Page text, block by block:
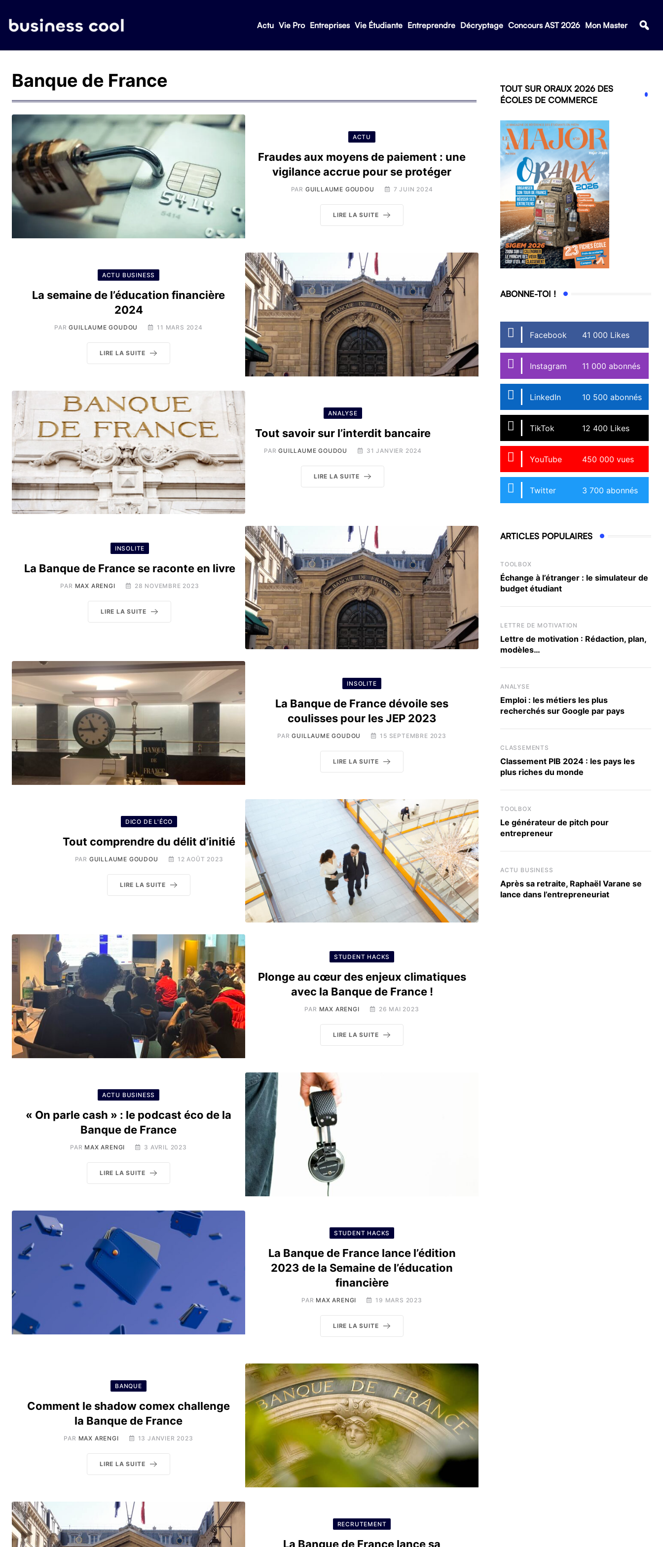
Actu Vie Pro Entreprises Vie Étudiante Entreprendre Décryptage Concours AST 2026 Mon Master
Banque de France
ACTU
Fraudes aux moyens de paiement : une
vigilance accrue pour se protéger
PAR GUILLAUME GOUDOU 7 JUIN 2024
LIRE LA SUITE
ACTU BUSINESS
La semaine de l’éducation financière
2024
PARGUILLAUME GOUDOU 11 MARS 2024
LIRE LA SUITE
ANALYSE
Tout savoir sur l’interdit bancaire
PARGUILLAUME GOUDOU 31 JANVIER 2024
LIRE LA SUITE
INSOLITE
La Banque de France se raconte en livre
PAR MAX ARENGI 28 NOVEMBRE 2023
LIRE LA SUITE
INSOLITE
La Banque de France dévoile ses
coulisses pour les JEP 2023
PARGUILLAUME GOUDOU 15 SEPTEMBRE 2023
LIRE LA SUITE
DICO DE L'ÉCO
Tout comprendre du délit d’initié
PAR GUILLAUME GOUDOU 12 AOÛT 2023
LIRE LA SUITE
STUDENT HACKS
Plonge au cœur des enjeux climatiques
avec la Banque de France !
PAR MAX ARENGI 26 MAI 2023
LIRE LA SUITE
ACTU BUSINESS
« On parle cash » : le podcast éco de la
Banque de France
PAR MAX ARENGI 3 AVRIL 2023
LIRE LA SUITE
STUDENT HACKS
La Banque de France lance l’édition
2023 de la Semaine de l’éducation
financière
PAR MAX ARENGI 19 MARS 2023
LIRE LA SUITE
BANQUE
Comment le shadow comex challenge
la Banque de France
PAR MAX ARENGI 13 JANVIER 2023
LIRE LA SUITE
RECRUTEMENT
La Banque de France lance sa
TOUT SUR ORAUX 2026 DES
ÉCOLES DE COMMERCE
ABONNE-TOI !
Facebook 41 000 Likes
Instagram 11 000 abonnés
LinkedIn 10 500 abonnés
TikTok 12 400 Likes
YouTube 450 000 vues
Twitter 3 700 abonnés
ARTICLES POPULAIRES
TOOLBOX
Échange à l’étranger : le simulateur de
budget étudiant
LETTRE DE MOTIVATION
Lettre de motivation : Rédaction, plan,
modèles…
ANALYSE
Emploi : les métiers les plus
recherchés sur Google par pays
CLASSEMENTS
Classement PIB 2024 : les pays les
plus riches du monde
TOOLBOX
Le générateur de pitch pour
entrepreneur
ACTU BUSINESS
Après sa retraite, Raphaël Varane se
lance dans l’entrepreneuriat